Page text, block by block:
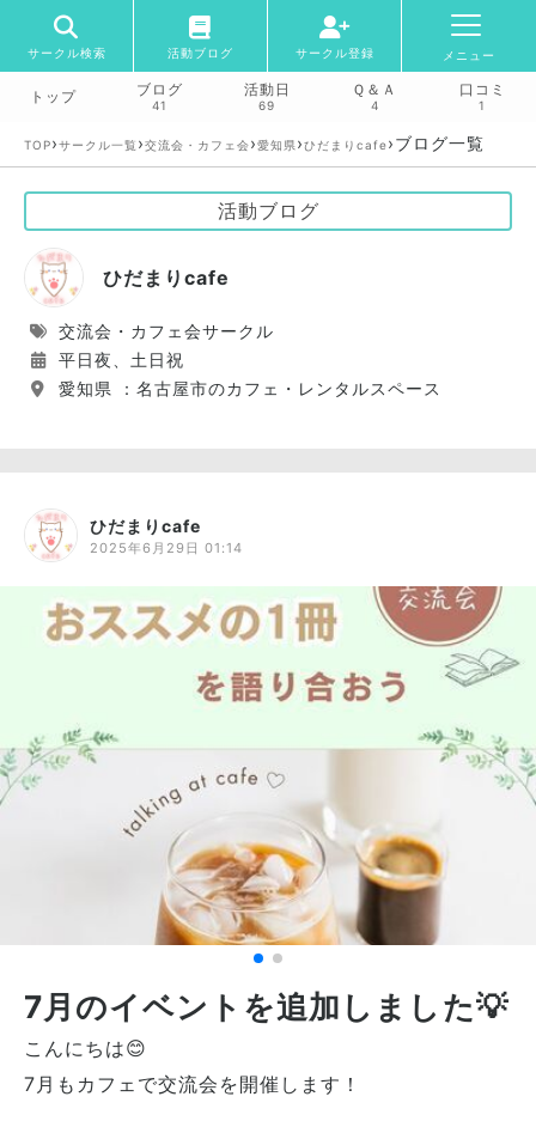
サークル検索 活動ブログ サークル登録 メニュー
トップ ブログ
41
活動日
69
Ｑ＆Ａ
4
口コミ
1
TOP›サークル一覧 ›交流会・カフェ会›愛知県›ひだまりcafe›ブログ一覧
活動ブログ
ひだまりcafe
交流会・カフェ会サークル
平日夜、土日祝
愛知県 ：名古屋市のカフェ・レンタルスペース
ひだまりcafe
2025年6月29日 01:14
7月のイベントを追加しました💡
こんにちは😊
7月もカフェで交流会を開催します！